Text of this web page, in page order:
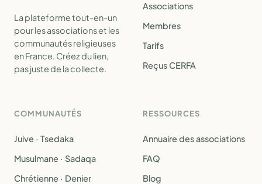
La plateforme tout-en-un
pour les associations et les
communautés religieuses
en France. Créez du lien,
pas juste de la collecte.
Associations
Membres
Tarifs
Reçus CERFA
COMMUNAUTÉS
Juive · Tsedaka
Musulmane · Sadaqa
Chrétienne · Denier
RESSOURCES
Annuaire des associations
FAQ
Blog